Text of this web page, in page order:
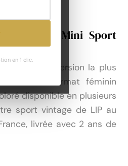
en 1 clic.
Himalaya 29mm
29mm : Le Mini Sport
est la version la plus
Format féminin
disponible en plusieurs
sport vintage de LIP au
livrée avec 2 ans de